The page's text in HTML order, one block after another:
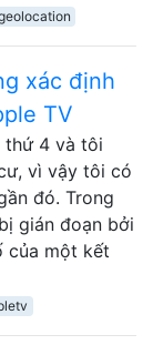
xác định
TV
thứ 4 và tôi
vì vậy tôi có
đó. Trong
gián đoạn bởi
của một kết